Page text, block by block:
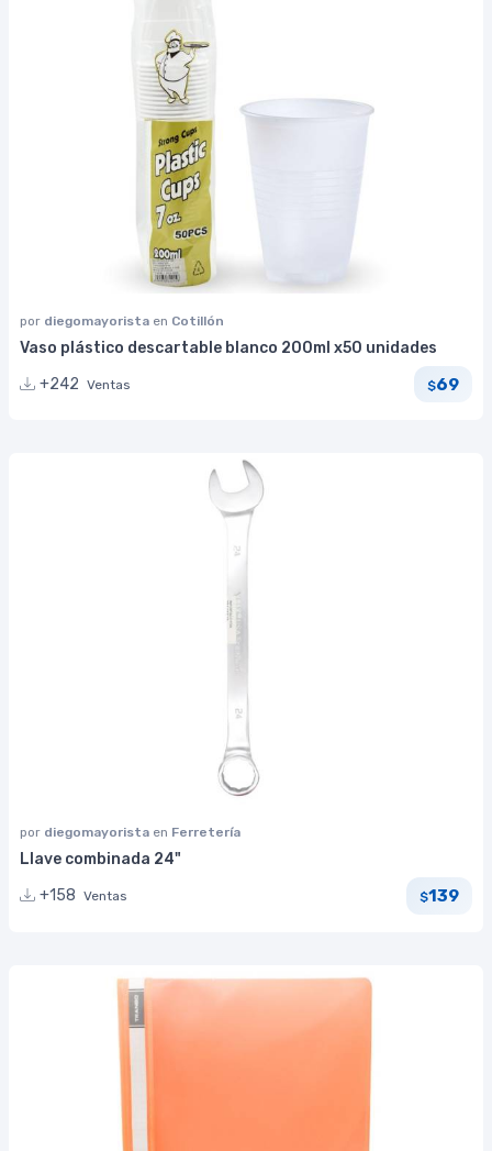
por diegomayorista en Cotillón
Vaso plástico descartable blanco 200ml x50 unidades
+242 Ventas $69
por diegomayorista en Ferretería
Llave combinada 24"
+158 Ventas $139